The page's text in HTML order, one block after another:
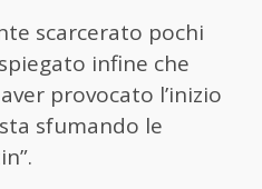
scarcerato pochi
infine che
provocato l’inizio
sfumando le